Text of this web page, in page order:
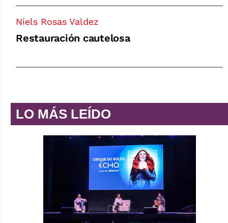
Niels Rosas Valdez
Restauración cautelosa
LO MÁS LEÍDO